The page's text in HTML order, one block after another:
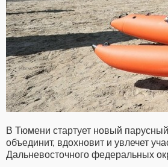
В Тюмени стартует новый
объединит, вдохновит и увлечет
Дальневосточного федеральных